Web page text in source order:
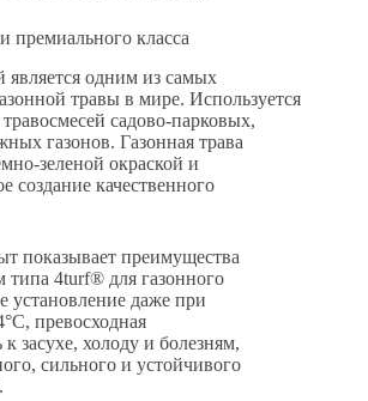
премиального класса
одним из самых
травы в мире. Используется
травосмесей садово-парковых,
газонов. Газонная трава
зеленой окраской и
создание качественного
показывает преимущества
типа 4turf® для газонного
установление даже при
превосходная
к засухе, холоду и болезням,
сильного и устойчивого